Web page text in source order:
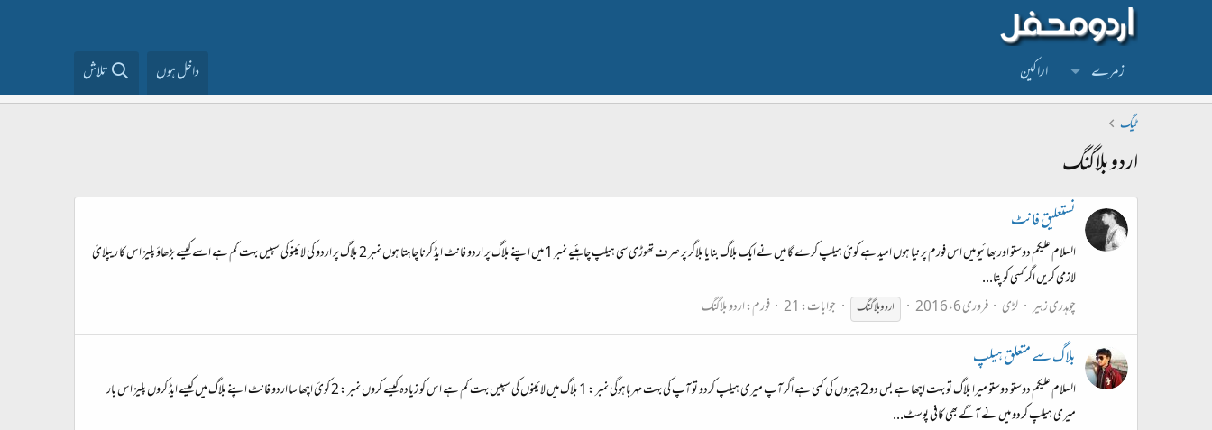
زمرے اراکین داخل ہوں تلاش
ٹیگ
اردو بلاگنگ
نستعلیق فانٹ
السلام علیکم دوستو اور بھائیو میں اس فورم پر نیا هوں امید هے کوئ هیلپ کرے گا میں نے ایک بلاگ بنایا بلاگر پر صرف تھوڑی سی هیلپ چاهئیے نمبر 1 میں اپنے بلاگ پر اردو فانٹ ایڈ کرنا چاهتا هوں نمبر 2 بلاگ پر اردو کی لائینو کی سپیس بهت کم هے اسے کیسے بڑھاؤ پلیز اس کا ریپلائ
لازمی کریں اگر کسی کو پتا...
چوهدری زبیر لڑی فروری 6، 2016 اردوبلاگنگ جوابات: 21 فورم:اردو بلاگنگ
بلاگ سے متعلق هیلپ
السلام علیکم دوستو دوستو میرا بلاگ تو بهت اچھا هے بس دو 2 چیزوں کی کمی هے اگر آپ میری هیلپ کردو تو آپ کی بهت مهرباهوگی نمبر : 1 بلاگ میں لائینوں کی سپیس بہت کم هے اس کو زیاده کیسے کروں نمبر : 2 کوئ اچھا سا اردو فانٹ اپنے بلاگ میں کیسے ایڈ کروں پلیز اس بار
میری هیلپ کردو میں نے آگے بھی کافی پوسٹ...